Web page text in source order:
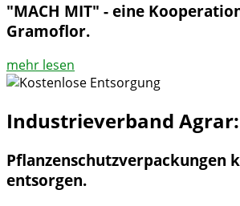
"MACH MIT" - eine
Gramoflor.
mehr lesen
Industrieverband Agrar:
Pflanzenschutzverpackungen
entsorgen.